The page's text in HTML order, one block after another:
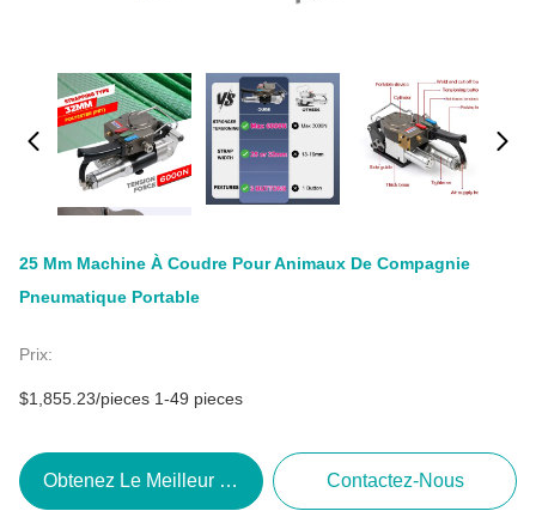
25 Mm Machine À Coudre Pour Animaux De Compagnie
Pneumatique Portable
Prix:
$1,855.23/pieces 1-49 pieces
Obtenez Le Meilleur Prix Contactez-Nous